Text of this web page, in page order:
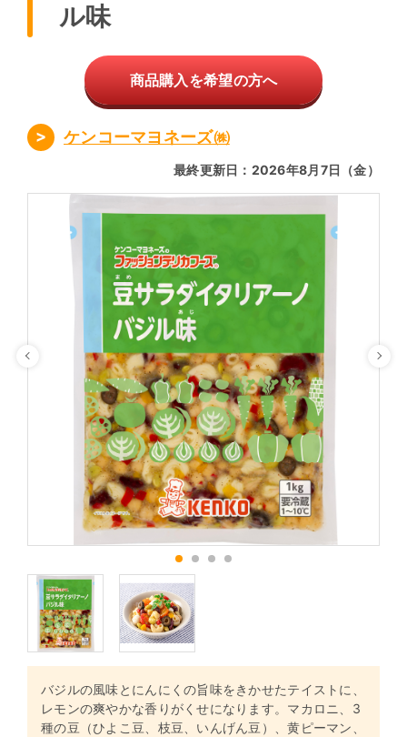
ル味
商品購入を希望の方へ
ケンコーマヨネーズ㈱
最終更新日：2026年8月7日（金）
Previous
バジルの風味とにんにくの旨味をきかせたテイストに、
レモンの爽やかな香りがくせになります。マカロニ、3
種の豆（ひよこ豆、枝豆、いんげん豆）、黄ピーマン、